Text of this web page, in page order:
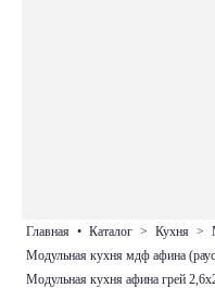
главная • каталог > кухня >
модульная кухня мдф афина
модульная кухня афина грей